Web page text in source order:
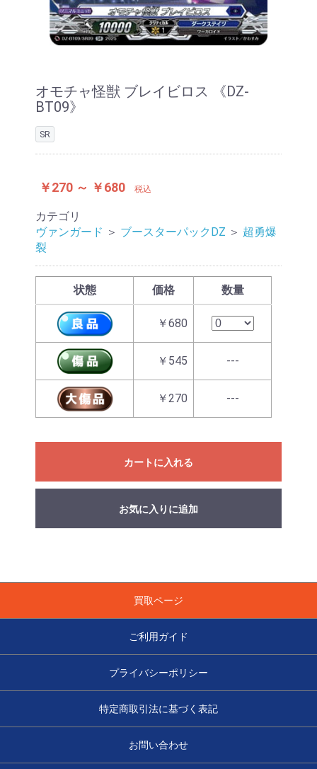
オモチャ怪獣 ブレイビロス 《DZ-
BT09》
SR
￥270 ～ ￥680 税込
カテゴリ
ヴァンガード ＞ ブースターパックDZ ＞ 超勇爆
裂
状態 価格 数量
￥680
￥545 ---
￥270 ---
カートに入れる
お気に入りに追加
買取ページ
ご利用ガイド
プライバシーポリシー
特定商取引法に基づく表記
お問い合わせ